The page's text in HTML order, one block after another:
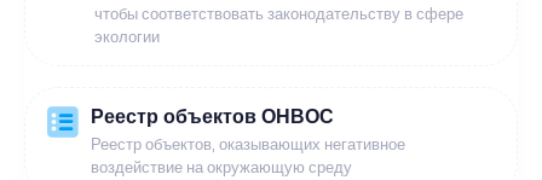
чтобы соответствовать законодательству в сфере
экологии
Реестр объектов ОНВОС
Реестр объектов, оказывающих негативное
воздействие на окружающую среду